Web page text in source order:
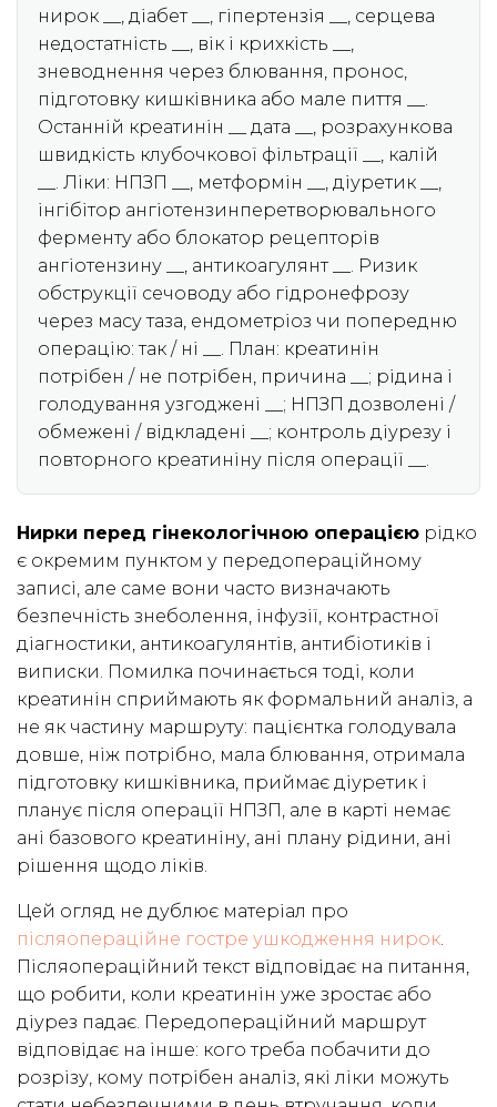
нирок __, діабет __, гіпертензія __, серцева
недостатність __, вік і крихкість __,
зневоднення через блювання, пронос,
підготовку кишківника або мале пиття __.
Останній креатинін __ дата __, розрахункова
швидкість клубочкової фільтрації __, калій
__. Ліки: НПЗП __, метформін __, діуретик __,
інгібітор ангіотензинперетворювального
ферменту або блокатор рецепторів
ангіотензину __, антикоагулянт __. Ризик
обструкції сечоводу або гідронефрозу
через масу таза, ендометріоз чи попередню
операцію: так / ні __. План: креатинін
потрібен / не потрібен, причина __; рідина і
голодування узгоджені __; НПЗП дозволені /
обмежені / відкладені __; контроль діурезу і
повторного креатиніну після операції __.
Нирки перед гінекологічною операцією рідко
є окремим пунктом у передопераційному
записі, але саме вони часто визначають
безпечність знеболення, інфузії, контрастної
діагностики, антикоагулянтів, антибіотиків і
виписки. Помилка починається тоді, коли
креатинін сприймають як формальний аналіз, а
не як частину маршруту: пацієнтка голодувала
довше, ніж потрібно, мала блювання, отримала
підготовку кишківника, приймає діуретик і
планує після операції НПЗП, але в карті немає
ані базового креатиніну, ані плану рідини, ані
рішення щодо ліків.
Цей огляд не дублює матеріал про
післяопераційне гостре ушкодження нирок.
Післяопераційний текст відповідає на питання,
що робити, коли креатинін уже зростає або
діурез падає. Передопераційний маршрут
відповідає на інше: кого треба побачити до
розрізу, кому потрібен аналіз, які ліки можуть